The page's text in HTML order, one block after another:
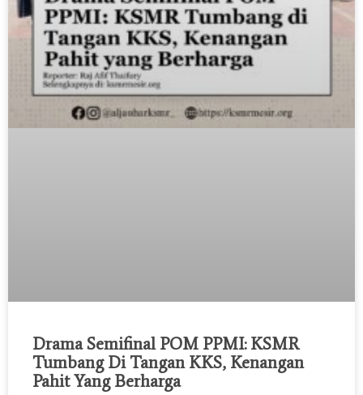
Drama Semifinal POM PPMI: KSMR
Tumbang Di Tangan KKS, Kenangan
Pahit Yang Berharga